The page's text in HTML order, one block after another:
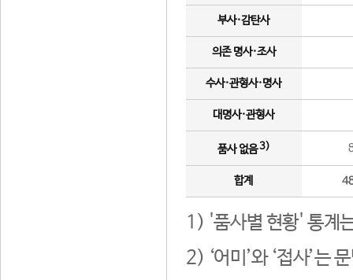
부사·감탄사
의존 명사·조사
수사·관형사·명사
대명사·관형사
품사 없음3)
합계
1) '품사별 현황' 통계
2) ‘어미’와 ‘접사’는